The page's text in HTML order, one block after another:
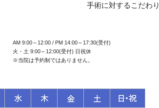
手術に対するこだわり
AM 9:00～12:00 / PM 14:00～17:30(受付)
火・土 9:00～12:00(受付) 日祝休
※当院は予約制ではありません。